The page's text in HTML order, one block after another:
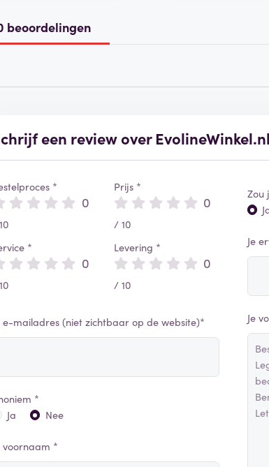
beoordelingen
een review over EvolineWinkel.nl
*
0
*
0
Prijs *
0
/ 10
Levering *
0
/ 10
e-mailadres (niet zichtbaar op de website)*
*
Ja
Nee
voornaam *
Zou
Je
Je